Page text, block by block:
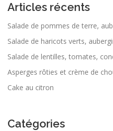
Articles récents
Salade de pommes de terre,
Salade de haricots verts,
Salade de lentilles, tomates,
Asperges rôties et crème de
Cake au citron
Catégories